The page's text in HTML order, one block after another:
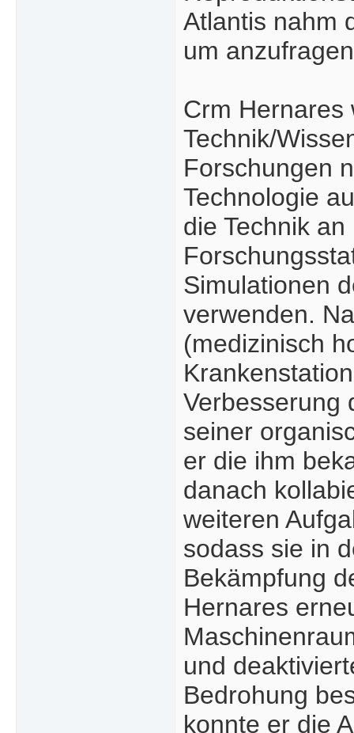
Atlantis nahm
um
Crm Hernares
Technik/
Forschungen
Technologie
die Technik
Simulationen
verwenden.
(medizinisch
Verbesserung
seiner
er die ihm
danach
weiteren
sodass sie in
Bekämpfung
Hernares
und
Bedrohung
konnte er die